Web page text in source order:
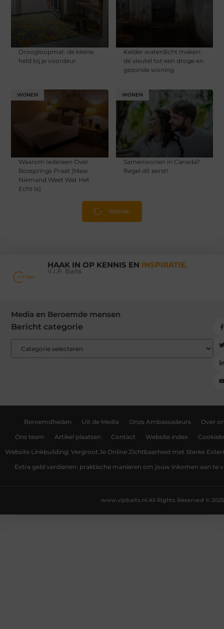
Droogloopmat: de kleine
held bij je voordeur
Kelder waterdicht maken:
dé sleutel tot een droge en
gezonde woning
WONEN
Waarom Iedereen Over
Boxsprings Praat (Maar
Niemand Weet Wat Het
Echt Is)
WONEN
Samenwonen in Canada?
Regel dit eerst!
Wonen
HAAK IN OP KENNIS EN INSPIRATIE.
V.I.P. Baits
Media en Beroemde mensen
Bericht categorie
Beroemdheden Uit de Media Onze Ambassadeurs Over
Ons team Artikel plaatsen Contact Website index
Website Linkbuilding: Vergroot Je Online Zichtbaarheid met Sterke
Extra geld verdienen: praktische manieren om jouw inkomen aan te
All Rights Reserved © 2025
www.vipbaits.nl.